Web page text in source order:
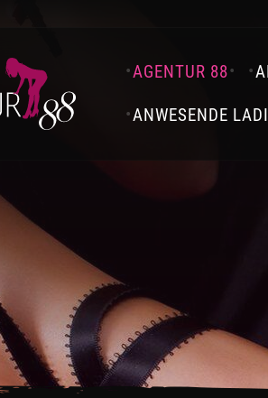
AGENTUR 88
ANWESENDE